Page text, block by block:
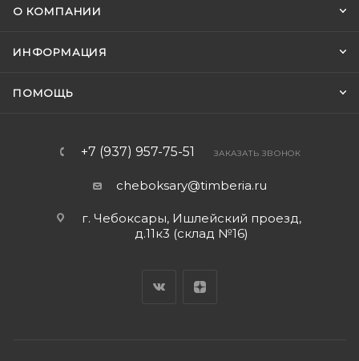
О КОМПАНИИ
ИНФОРМАЦИЯ
ПОМОЩЬ
+7 (937) 957-75-51 ЗАКАЗАТЬ ЗВОНОК
cheboksary@timberia.ru
г. Чебоксары, Ишлейский проезд,
д.11к3 (склад №16)